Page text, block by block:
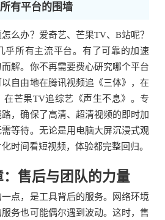
有平台的围墙
么办？爱奇艺、芒果TV、B站呢？
乎所有主流平台。有了可靠的加速
解。你不再需要费心研究哪个平台
自由地在腾讯视频追《三体》，在
在芒果TV追综艺《声生不息》。专
，确保了高清、超清视频的即时加
等待。无论是用电脑大屏沉浸式观
时间看短视频，体验都完整回归。
售后与团队的力量
点，是工具背后的服务。网络环境
务也可能偶尔遇到波动。这时，售